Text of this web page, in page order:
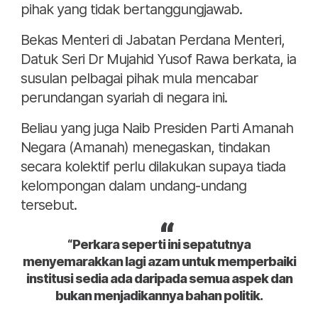
pihak yang tidak bertanggungjawab.
Bekas Menteri di Jabatan Perdana Menteri,
Datuk Seri Dr Mujahid Yusof Rawa berkata, ia
susulan pelbagai pihak mula mencabar
perundangan syariah di negara ini.
Beliau yang juga Naib Presiden Parti Amanah
Negara (Amanah) menegaskan, tindakan
secara kolektif perlu dilakukan supaya tiada
kelompongan dalam undang-undang
tersebut.
“Perkara seperti ini sepatutnya
menyemarakkan lagi azam untuk memperbaiki
institusi sedia ada daripada semua aspek dan
bukan menjadikannya bahan politik.